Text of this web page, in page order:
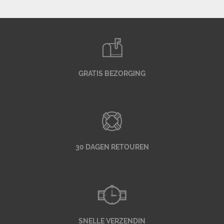
GRATIS BEZORGING
30 DAGEN RETOUREN
SNELLE VERZENDIN